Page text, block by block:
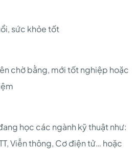
sức khỏe tốt
chờ bằng, mới tốt nghiệp hoặc
học các ngành kỹ thuật như:
Viễn thông, Cơ điện tử… hoặc